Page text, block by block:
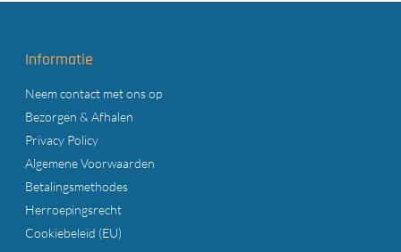
Informatie
Neem contact met ons op
Bezorgen & Afhalen
Privacy Policy
Algemene Voorwaarden
Betalingsmethodes
Herroepingsrecht
Cookiebeleid (EU)